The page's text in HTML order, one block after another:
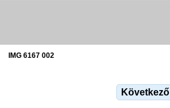
IMG 6167 002
Következő